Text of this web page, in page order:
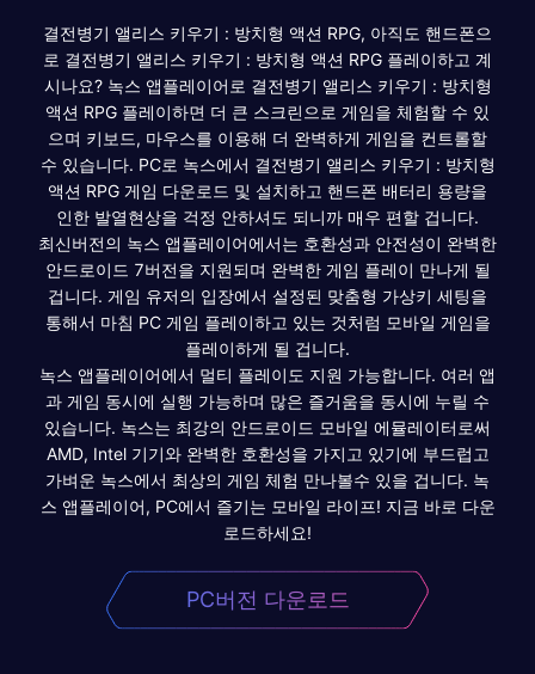
결전병기 앨리스 키우기 : 방치형 액션 RPG, 아직도 핸드폰으
로 결전병기 앨리스 키우기 : 방치형 액션 RPG 플레이하고 계
시나요? 녹스 앱플레이어로 결전병기 앨리스 키우기 : 방치형
액션 RPG 플레이하면 더 큰 스크린으로 게임을 체험할 수 있
으며 키보드, 마우스를 이용해 더 완벽하게 게임을 컨트롤할
수 있습니다. PC로 녹스에서 결전병기 앨리스 키우기 : 방치형
액션 RPG 게임 다운로드 및 설치하고 핸드폰 배터리 용량을
인한 발열현상을 걱정 안하셔도 되니까 매우 편할 겁니다.
최신버전의 녹스 앱플레이어에서는 호환성과 안전성이 완벽한
안드로이드 7버전을 지원되며 완벽한 게임 플레이 만나게 될
겁니다. 게임 유저의 입장에서 설정된 맞춤형 가상키 세팅을
통해서 마침 PC 게임 플레이하고 있는 것처럼 모바일 게임을
플레이하게 될 겁니다.
녹스 앱플레이어에서 멀티 플레이도 지원 가능합니다. 여러 앱
과 게임 동시에 실행 가능하며 많은 즐거움을 동시에 누릴 수
있습니다. 녹스는 최강의 안드로이드 모바일 에뮬레이터로써
AMD, Intel 기기와 완벽한 호환성을 가지고 있기에 부드럽고
가벼운 녹스에서 최상의 게임 체험 만나볼수 있을 겁니다. 녹
스 앱플레이어, PC에서 즐기는 모바일 라이프! 지금 바로 다운
로드하세요!
PC버전 다운로드